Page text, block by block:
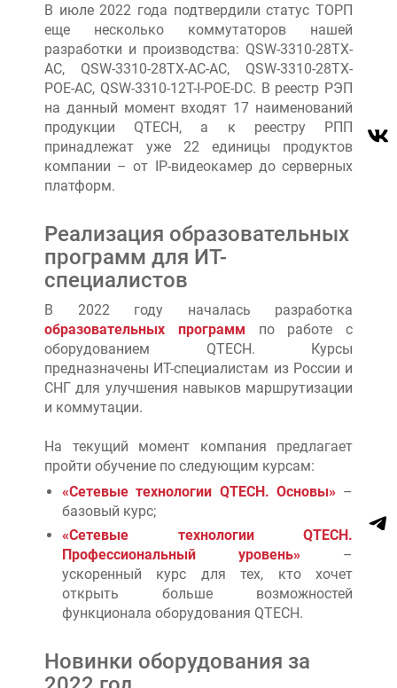
В июле 2022 года подтвердили статус ТОРП
еще несколько коммутаторов нашей
разработки и производства: QSW-3310-28TX-
AC, QSW-3310-28TX-AC-AC, QSW-3310-28TX-
POE-AC, QSW-3310-12T-I-POE-DC. В реестр РЭП
на данный момент входят 17 наименований
продукции QTECH, а к реестру РПП
принадлежат уже 22 единицы продуктов
компании – от IP-видеокамер до серверных
платформ.
Реализация образовательных
программ для ИТ-
специалистов
В 2022 году началась разработка
образовательных программ по работе с
оборудованием QTECH. Курсы
предназначены ИТ-специалистам из России и
СНГ для улучшения навыков маршрутизации
и коммутации.
На текущий момент компания предлагает
пройти обучение по следующим курсам:
«Сетевые технологии QTECH. Основы»–
базовый курс;
«Сетевые технологии QTECH.
Профессиональный уровень» –
ускоренный курс для тех, кто хочет
открыть больше возможностей
функционала оборудования QTECH.
Новинки оборудования за